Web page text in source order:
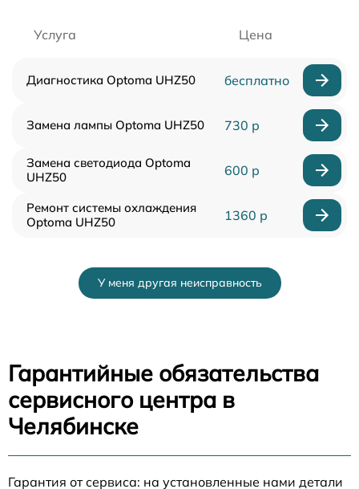
Услуга Цена
Диагностика Optoma UHZ50 бесплатно
Замена лампы Optoma UHZ50 730 р
Замена светодиода Optoma
UHZ50
600 р
Ремонт системы охлаждения
Optoma UHZ50
1360 р
У меня другая неисправность
Гарантийные обязательства
сервисного центра в
Челябинске
Гарантия от сервиса: на установленные нами детали